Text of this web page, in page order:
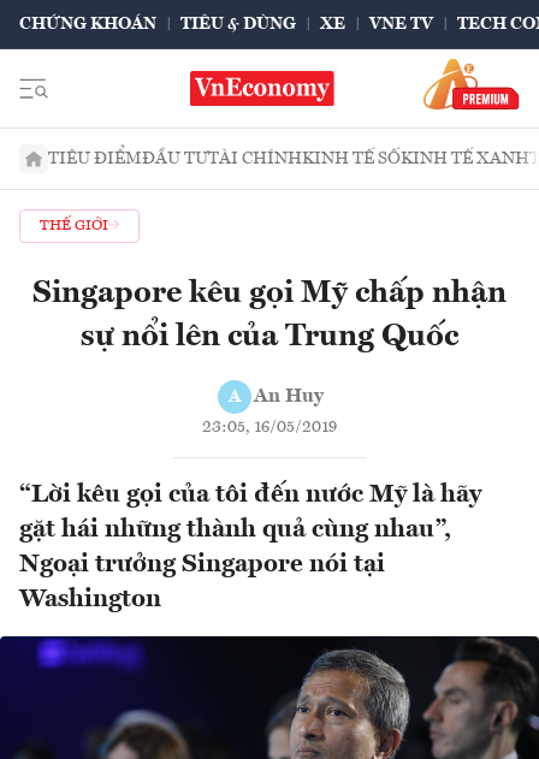
CHỨNG KHOÁN TIÊU & DÙNG XE VNE TV TECH
TIÊU ĐIỂMĐẦU TƯTÀI CHÍNHKINH TẾ SỐKINH TẾ XANH
THẾ GIỚI
Singapore kêu gọi Mỹ chấp nhận
sự nổi lên của Trung Quốc
A An Huy
23:05, 16/05/2019
“Lời kêu gọi của tôi đến nước Mỹ là hãy
gặt hái những thành quả cùng nhau”,
Ngoại trưởng Singapore nói tại
Washington